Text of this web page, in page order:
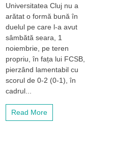
la
Cluj
de
s-
a
impus
Universitatea Cluj nu a
arătat o formă bună în
duelul pe care l-a avut
sâmbătă seara, 1
noiembrie, pe teren
propriu, în fața lui FCSB,
pierzând lamentabil cu
scorul de 0-2 (0-1), în
cadrul...
Read More